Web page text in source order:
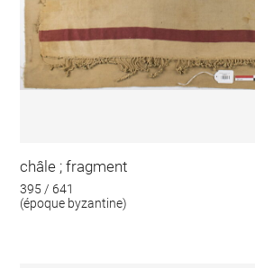
châle ; fragment
395 / 641
(époque byzantine)